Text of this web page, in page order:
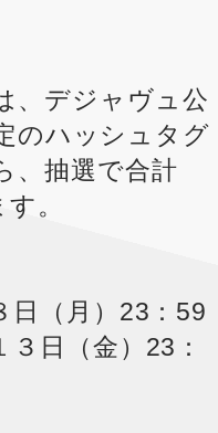
、デジャヴュ公
のハッシュタグ
、抽選で合計
。
（月）23：59
日（金）23：